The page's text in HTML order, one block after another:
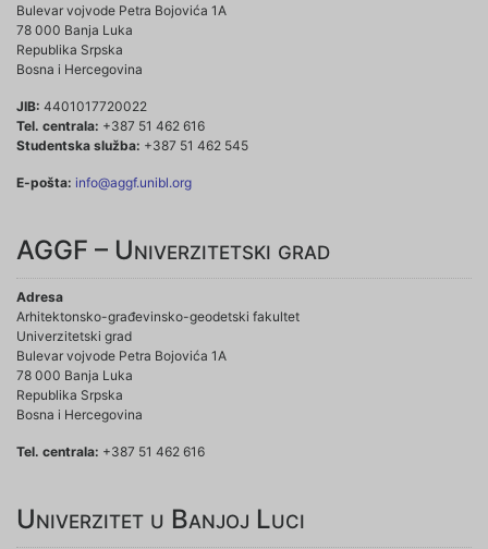
Bulevar vojvode Petra Bojovića 1A
78 000 Banja Luka
Republika Srpska
Bosna i Hercegovina
JIB: 4401017720022
Tel. centrala: +387 51 462 616
Studentska služba: +387 51 462 545
E-pošta: info@aggf.unibl.org
AGGF – Univerzitetski grad
Adresa
Arhitektonsko-građevinsko-geodetski fakultet
Univerzitetski grad
Bulevar vojvode Petra Bojovića 1A
78 000 Banja Luka
Republika Srpska
Bosna i Hercegovina
Tel. centrala: +387 51 462 616
Univerzitet u Banjoj Luci